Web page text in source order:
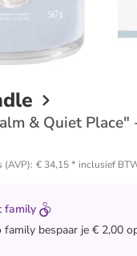
& Quiet Place"
(AVP): € 34,15* inclusief
family
family bespaar je € 2,00